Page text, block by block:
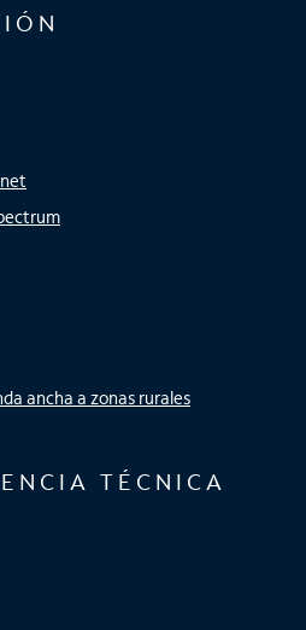
ancha a zonas rurales
TÉCNICA